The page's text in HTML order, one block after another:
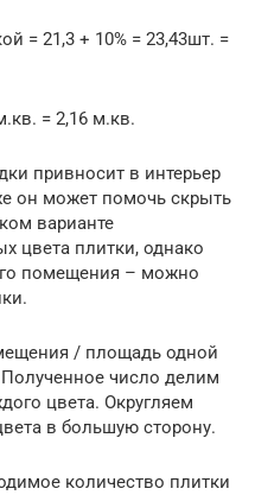
= 21,3 + 10% = 23,43шт. =
= 2,16 м.кв.
привносит в интерьер
он может помочь скрыть
варианте
цвета плитки, однако
помещения – можно
/ площадь одной
число делим
цвета. Округляем
в большую сторону.
количество плитки